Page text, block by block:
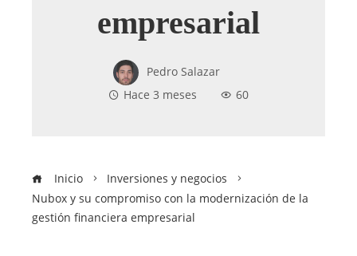
empresarial
Pedro Salazar
Hace 3 meses
60
Inicio
Inversiones y negocios
Nubox y su compromiso con la modernización de la
gestión financiera empresarial